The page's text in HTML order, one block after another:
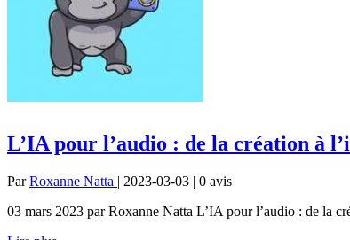
L’IA pour l’audio : de la création à
ParRoxanne Natta | 2023-03-03 | 0 avis
03 mars 2023 par Roxanne Natta L’IA pour l’audio : de la